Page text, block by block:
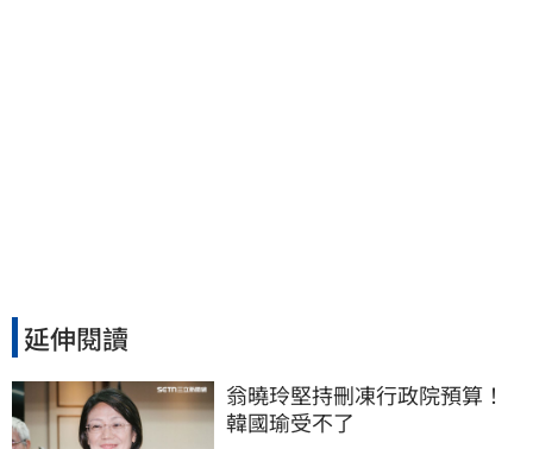
延伸閱讀
翁曉玲堅持刪凍行政院預算！
韓國瑜受不了